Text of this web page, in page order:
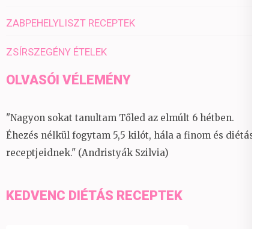
ZABPEHELYLISZT RECEPTEK
ZSÍRSZEGÉNY ÉTELEK
OLVASÓI VÉLEMÉNY
"Nagyon sokat tanultam Tőled az elmúlt 6 hétben.
Éhezés nélkül fogytam 5,5 kilót, hála a finom és diétás
receptjeidnek." (Andristyák Szilvia)
KEDVENC DIÉTÁS RECEPTEK